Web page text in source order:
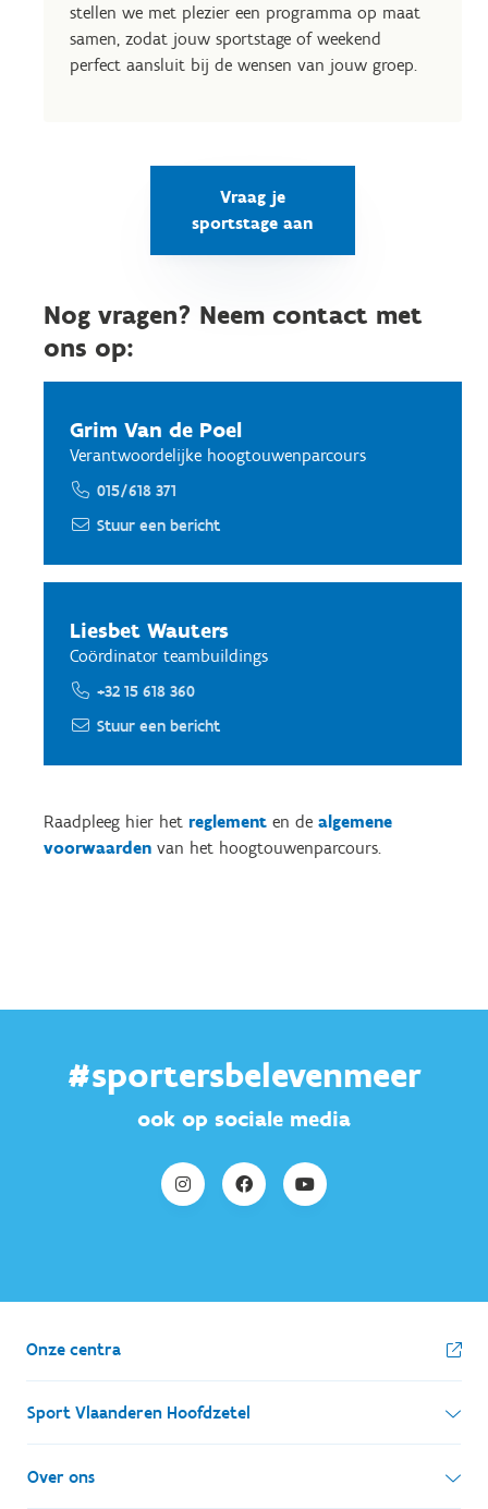
stellen we met plezier een programma op maat
samen, zodat jouw sportstage of weekend
perfect aansluit bij de wensen van jouw groep.
Vraag je
sportstage aan
Nog vragen? Neem contact met
ons op:
Grim Van de Poel
Verantwoordelijke hoogtouwenparcours
015/618 371
Stuur een bericht
Liesbet Wauters
Coördinator teambuildings
+32 15 618 360
Stuur een bericht
Raadpleeg hier het reglement en de algemene
voorwaarden van het hoogtouwenparcours.
#sportersbelevenmeer
ook op sociale media
Onze centra
Sport Vlaanderen Hoofdzetel
Simon Bolivarlaan 17
Over ons